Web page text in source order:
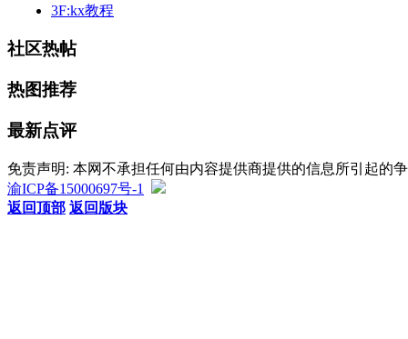
3F:kx教程
社区热帖
热图推荐
最新点评
免责声明: 本网不承担任何由内容提供商提供的信息所引起的
渝ICP备15000697号-1
返回顶部 返回版块